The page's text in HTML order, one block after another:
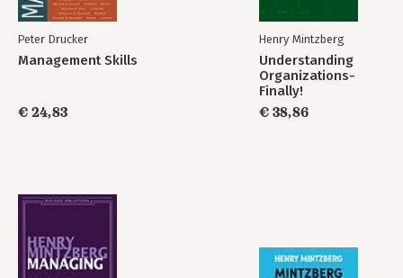
Tot de managementessentie komen
-Ongelukkige en gezonde organisaties
-Een raamwerk voor effectiviteit
-Selectie, beoordeling en ontwikkeling van effectieve
-Management, natuurlijk
Over de auteur
Peter Drucker
Management Skills
€ 24,83
Henry Mintzberg
Understanding
Organizations-
Finally!
€ 38,86